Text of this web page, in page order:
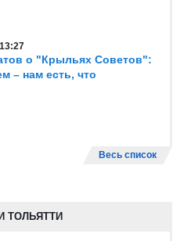
13:27
о "Крыльях Советов":
– нам есть, что
Весь список
ТОЛЬЯТТИ